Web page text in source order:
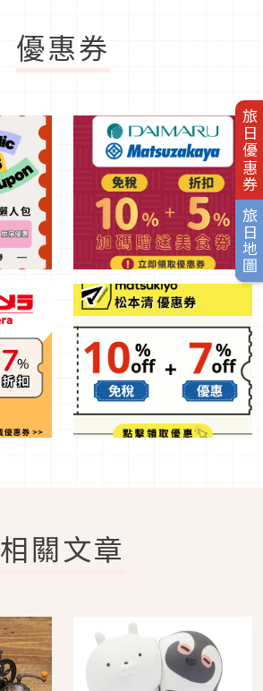
旅日優惠券
旅日地圖
優惠券
相關文章